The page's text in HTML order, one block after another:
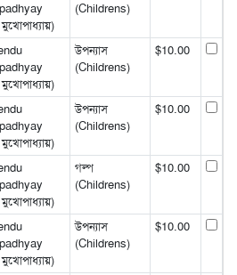
মুখোপাধ্যায়)
(Childrens)
মুখোপাধ্যায়)
উপন্যাস
(Childrens)
$10.00
মুখোপাধ্যায়)
উপন্যাস
(Childrens)
$10.00
মুখোপাধ্যায়)
গল্প
(Childrens)
$10.00
মুখোপাধ্যায়)
উপন্যাস
(Childrens)
$10.00